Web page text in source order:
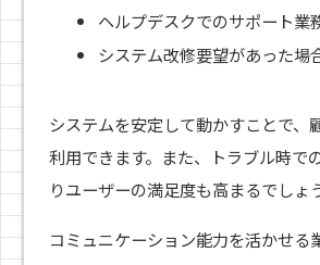
ヘルプデスクでのサポート業
システム改修要望があった場
システムを安定して動かすことで、
利用できます。また、トラブル時で
りユーザーの満足度も高まるでしょ
コミュニケーション能力を活かせる